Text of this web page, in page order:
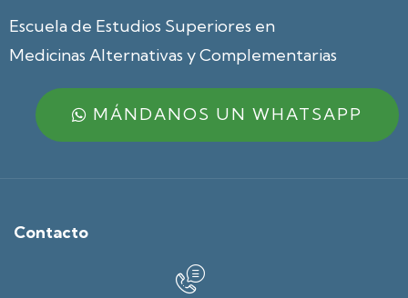
Escuela de Estudios Superiores en
Medicinas Alternativas y Complementarias
MÁNDANOS UN WHATSAPP
Contacto